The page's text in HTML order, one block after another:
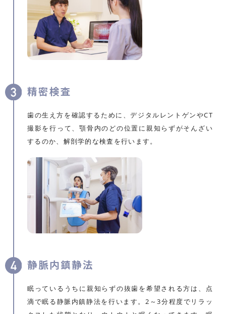
精密検査
歯の生え方を確認するために、デジタルレントゲンやCT
撮影を行って、顎骨内のどの位置に親知らずがそんざい
するのか、解剖学的な検査を行います。
静脈内鎮静法
眠っているうちに親知らずの抜歯を希望される方は、点
滴で眠る静脈内鎮静法を行います。2～3分程度でリラッ